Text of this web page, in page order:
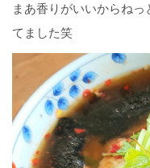
まあ香りがいいからね
てました笑